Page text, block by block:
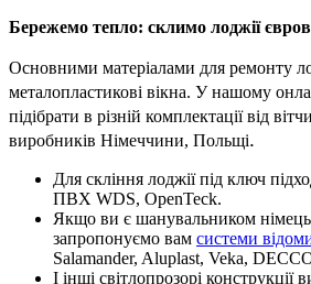
Бережемо тепло: склимо лоджії
Основними матеріалами для ремонту
металопластикові вікна. У нашому
підібрати в різній комплектації від
виробників Німеччини, Польщі.
Для скління лоджії під ключ
ПВХ WDS, OpenTeck.
Якщо ви є шанувальником
запропонуємо вам системи
Salamander, Aluplast, Veka,
І інші світлопрозорі конструкції